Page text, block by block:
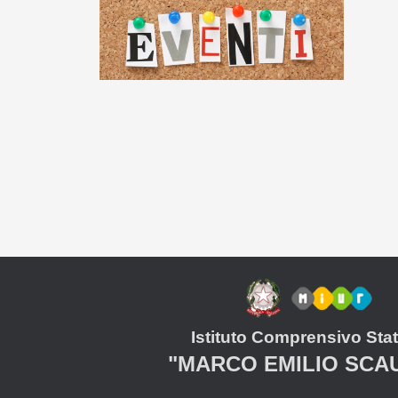
Istituto Comprensivo
"MARCO EMILIO